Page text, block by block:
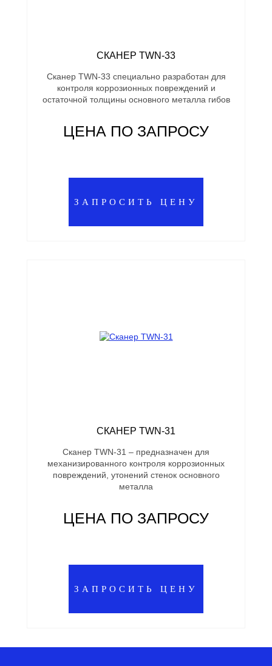
СКАНЕР TWN-33
Сканер TWN-33 специально разработан для
контроля коррозионных повреждений и
остаточной толщины основного металла гибов
ЦЕНА ПО ЗАПРОСУ
ЗАПРОСИТЬ ЦЕНУ
СКАНЕР TWN-31
Сканер TWN-31 – предназначен для
механизированного контроля коррозионных
повреждений, утонений стенок основного
металла
ЦЕНА ПО ЗАПРОСУ
ЗАПРОСИТЬ ЦЕНУ